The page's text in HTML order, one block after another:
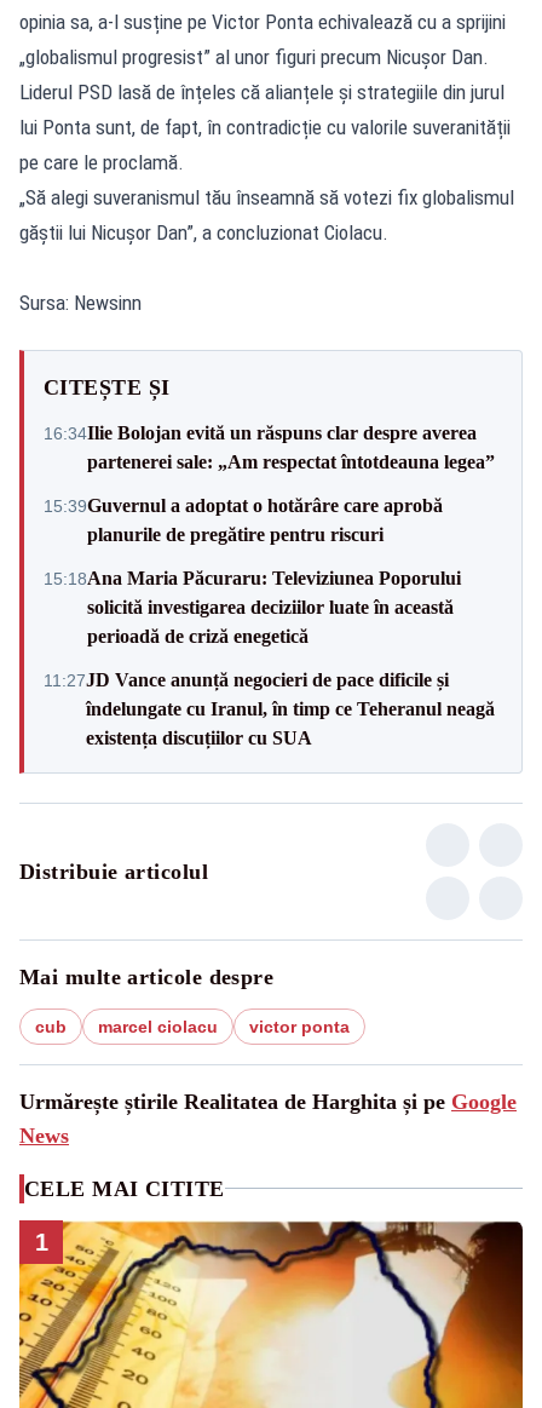
opinia sa, a-l susține pe Victor Ponta echivalează cu a sprijini
„globalismul progresist” al unor figuri precum Nicușor Dan.
Liderul PSD lasă de înțeles că alianțele și strategiile din jurul
lui Ponta sunt, de fapt, în contradicție cu valorile suveranității
pe care le proclamă.
„Să alegi suveranismul tău înseamnă să votezi fix globalismul
găștii lui Nicușor Dan”, a concluzionat Ciolacu.
Sursa: Newsinn
CITEȘTE ȘI
16:34Ilie Bolojan evită un răspuns clar despre averea
partenerei sale: „Am respectat întotdeauna legea”
15:39Guvernul a adoptat o hotărâre care aprobă
planurile de pregătire pentru riscuri
15:18Ana Maria Păcuraru: Televiziunea Poporului
solicită investigarea deciziilor luate în această
perioadă de criză enegetică
11:27JD Vance anunță negocieri de pace dificile și
îndelungate cu Iranul, în timp ce Teheranul neagă
existența discuțiilor cu SUA
Distribuie articolul
Mai multe articole despre
cub marcel ciolacu victor ponta
Urmărește știrile Realitatea de Harghita și pe Google
News
CELE MAI CITITE
1